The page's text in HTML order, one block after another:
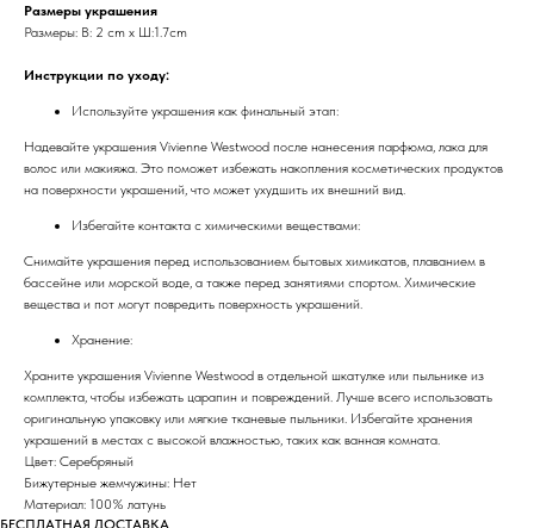
Размеры украшения
Размеры: В: 2 cm x Ш:1.7cm
Инструкции по уходу:
Используйте украшения как финальный этап:
Надевайте украшения Vivienne Westwood после нанесения парфюма, лака для
волос или макияжа. Это поможет избежать накопления косметических продуктов
на поверхности украшений, что может ухудшить их внешний вид.
Избегайте контакта с химическими веществами:
Снимайте украшения перед использованием бытовых химикатов, плаванием в
бассейне или морской воде, а также перед занятиями спортом. Химические
вещества и пот могут повредить поверхность украшений.
Хранение:
Храните украшения Vivienne Westwood в отдельной шкатулке или пыльнике из
комплекта, чтобы избежать царапин и повреждений. Лучше всего использовать
оригинальную упаковку или мягкие тканевые пыльники. Избегайте хранения
украшений в местах с высокой влажностью, таких как ванная комната.
Цвет: Серебряный
Бижутерные жемчужины: Нет
Материал: 100% латунь
БЕСПЛАТНАЯ ДОСТАВКА